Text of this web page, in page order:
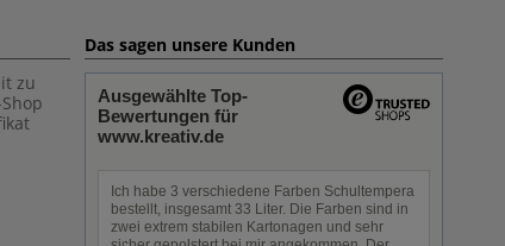
zu
Das sagen unsere Kunden
Ausgewählte Top-
Bewertungen für
www.kreativ.de
Ich habe 3 verschiedene Farben Schultempera
bestellt, insgesamt 33 Liter. Die Farben sind in
zwei extrem stabilen Kartonagen und sehr